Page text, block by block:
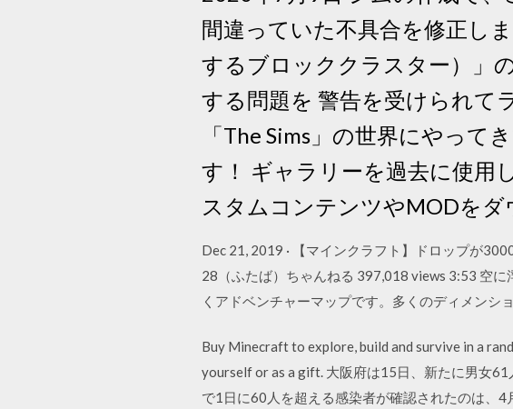
間違っていた不具合を修正し
するブロッククラスター）」
する問題を 警告を受けられて
「The Sims」の世界にやって
す！ ギャラリーを過去に使用
スタムコンテンツやMODを
Dec 21, 2019 · 【マインクラフト】ドロップが
28（ふたば）ちゃんねる 397,018 views 3:53 空
くアドベンチャーマップです。多くのディメンシ
Buy Minecraft to explore, build and survive in a
yourself or as a gift. 大阪府は15日、新たに男女
で1日に60人を超える感染者が確認されたのは、